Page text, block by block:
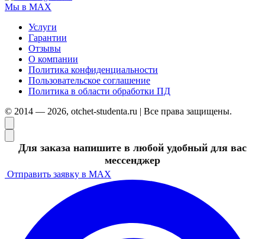
Мы в MAX
Услуги
Гарантии
Отзывы
О компании
Политика конфиденциальности
Пользовательское соглашение
Политика в области обработки ПД
© 2014 — 2026, otchet-studenta.ru | Все права защищены.
Для заказа напишите в любой удобный для вас
мессенджер
Отправить заявку в MAX